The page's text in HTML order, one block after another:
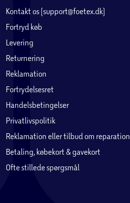
Kontakt os (support@foetex.dk)
Fortryd køb
Levering
Returnering
Reklamation
Fortrydelsesret
Handelsbetingelser
Privatlivspolitik
Reklamation eller tilbud om reparation
Betaling, købekort & gavekort
Ofte stillede spørgsmål